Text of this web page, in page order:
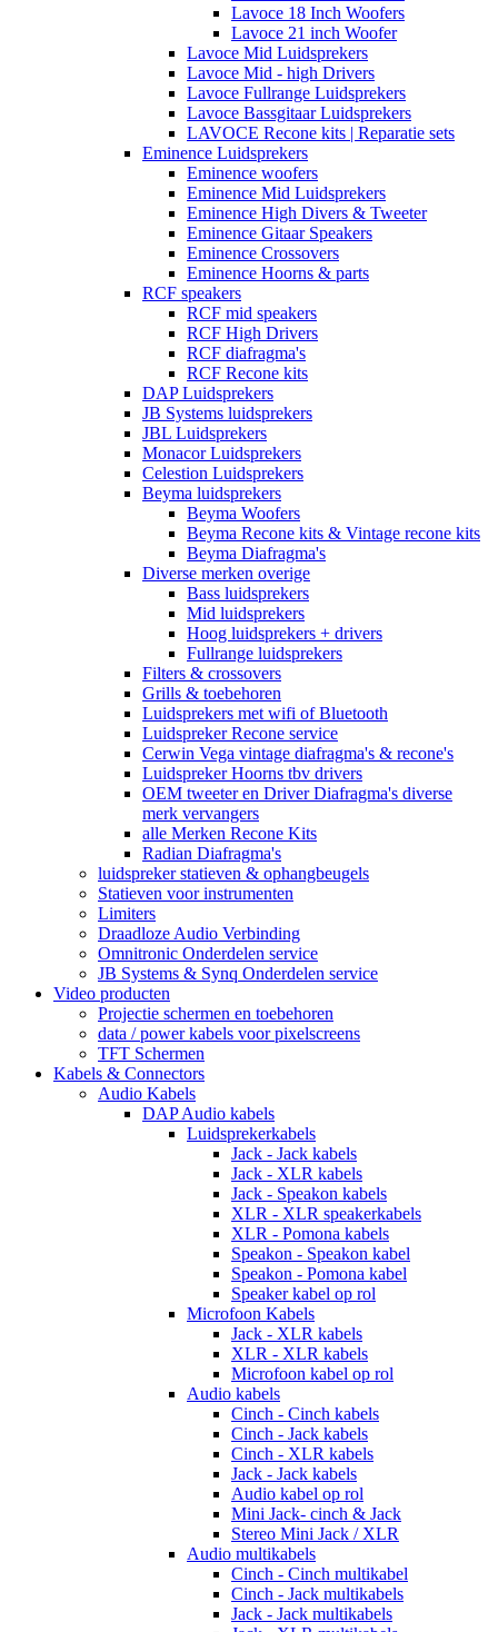
Lavoce 18 Inch Woofers
Lavoce 21 inch Woofer
Lavoce Mid Luidsprekers
Lavoce Mid - high Drivers
Lavoce Fullrange Luidsprekers
Lavoce Bassgitaar Luidsprekers
LAVOCE Recone kits | Reparatie sets
Eminence Luidsprekers
Eminence woofers
Eminence Mid Luidsprekers
Eminence High Divers & Tweeter
Eminence Gitaar Speakers
Eminence Crossovers
Eminence Hoorns & parts
RCF speakers
RCF mid speakers
RCF High Drivers
RCF diafragma's
RCF Recone kits
DAP Luidsprekers
JB Systems luidsprekers
JBL Luidsprekers
Monacor Luidsprekers
Celestion Luidsprekers
Beyma luidsprekers
Beyma Woofers
Beyma Recone kits & Vintage recone kits
Beyma Diafragma's
Diverse merken overige
Bass luidsprekers
Mid luidsprekers
Hoog luidsprekers + drivers
Fullrange luidsprekers
Filters & crossovers
Grills & toebehoren
Luidsprekers met wifi of Bluetooth
Luidspreker Recone service
Cerwin Vega vintage diafragma's & recone's
Luidspreker Hoorns tbv drivers
OEM tweeter en Driver Diafragma's diverse
merk vervangers
alle Merken Recone Kits
Radian Diafragma's
luidspreker statieven & ophangbeugels
Statieven voor instrumenten
Limiters
Draadloze Audio Verbinding
Omnitronic Onderdelen service
JB Systems & Synq Onderdelen service
Video producten
Projectie schermen en toebehoren
data / power kabels voor pixelscreens
TFT Schermen
Kabels & Connectors
Audio Kabels
DAP Audio kabels
Luidsprekerkabels
Jack - Jack kabels
Jack - XLR kabels
Jack - Speakon kabels
XLR - XLR speakerkabels
XLR - Pomona kabels
Speakon - Speakon kabel
Speakon - Pomona kabel
Speaker kabel op rol
Microfoon Kabels
Jack - XLR kabels
XLR - XLR kabels
Microfoon kabel op rol
Audio kabels
Cinch - Cinch kabels
Cinch - Jack kabels
Cinch - XLR kabels
Jack - Jack kabels
Audio kabel op rol
Mini Jack- cinch & Jack
Stereo Mini Jack / XLR
Audio multikabels
Cinch - Cinch multikabel
Cinch - Jack multikabels
Jack - Jack multikabels